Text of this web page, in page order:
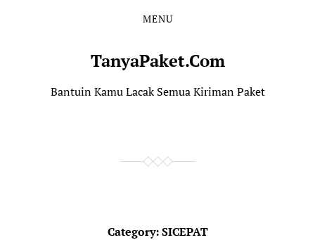
MENU
TanyaPaket.Com
Bantuin Kamu Lacak Semua Kiriman Paket
Category:SICEPAT